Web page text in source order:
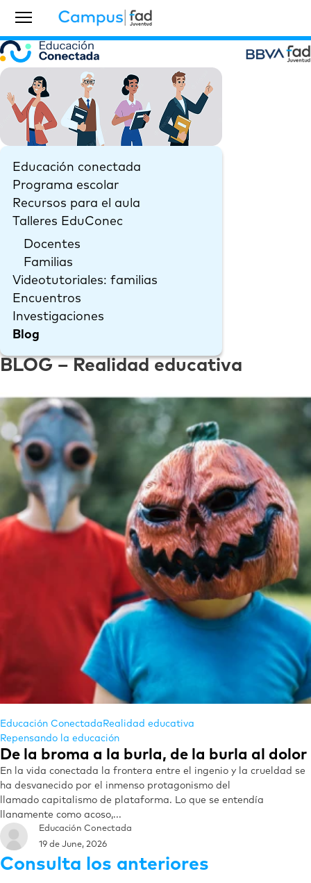
Educación conectada
Programa escolar
Recursos para el aula
Talleres EduConec
Docentes
Familias
Videotutoriales: familias
Encuentros
Investigaciones
Blog
BLOG – Realidad educativa
Educación Conectada Realidad educativa
Repensando la educación
De la broma a la burla, de la burla al dolor
En la vida conectada la frontera entre el ingenio y la crueldad se
ha desvanecido por el inmenso protagonismo del
llamado capitalismo de plataforma. Lo que se entendía
llanamente como acoso,...
Educación Conectada
19 de June, 2026
Consulta los anteriores